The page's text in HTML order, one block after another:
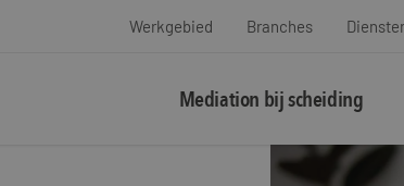
Werkgebied Branches
Mediation bij scheiding